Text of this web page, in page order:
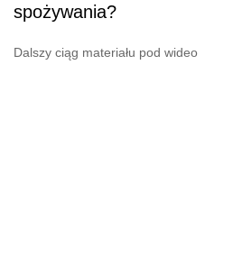
spożywania?
Dalszy ciąg materiału pod wideo